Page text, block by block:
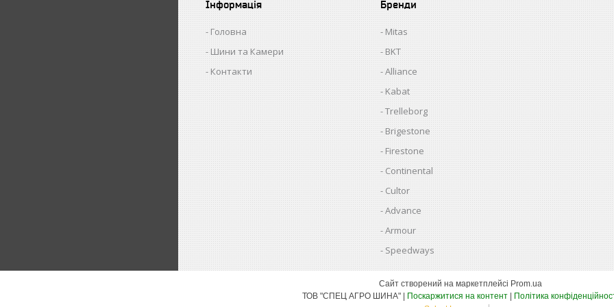
Інформація
Головна
Шини та Камери
Контакти
Бренди
Mitas
BKT
Alliance
Kabat
Trelleborg
Brigestone
Firestone
Continental
Cultor
Advance
Armour
Speedways
Сайт створений на маркетплейсі Prom.ua
Поскаржитися на контент
Політика